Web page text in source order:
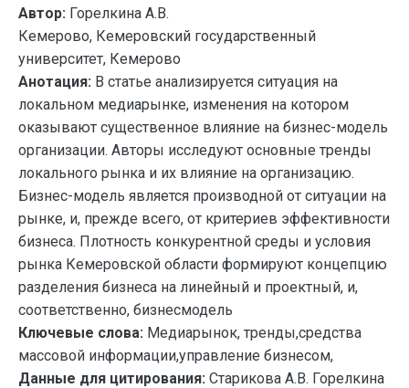
Автор: Горелкина А.В.
Кемерово, Кемеровский государственный
университет, Кемерово
Анотация: В статье анализируется ситуация на
локальном медиарынке, изменения на котором
оказывают существенное влияние на бизнес-модель
организации. Авторы исследуют основные тренды
локального рынка и их влияние на организацию.
Бизнес-модель является производной от ситуации на
рынке, и, прежде всего, от критериев эффективности
бизнеса. Плотность конкурентной среды и условия
рынка Кемеровской области формируют концепцию
разделения бизнеса на линейный и проектный, и,
соответственно, бизнесмодель
Ключевые слова: Медиарынок, тренды,средства
массовой информации,управление бизнесом,
Данные для цитирования: Старикова А.В. Горелкина